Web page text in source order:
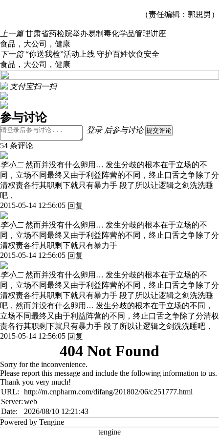
（责任编辑：郭思男）
上一篇 甘肃省药检院举办易制毒化学品管理讲座
食品 ， 大公司 ， 健康
下一篇 “你送我检”活动上线 守护百姓饮食安全
食品 ， 大公司 ， 健康
支付宝扫一扫
参与讨论
登录后参与讨论 提交评论
54 条评论
李小二然而并没有什么卵用… 发生分歧的根本在于立场的不
同，立场不同最终又由于利益阵营的不同，终止口舌之争除了分
清权责各行其职剩下就只有暴力手 段了所以让逻辑之剑洗洗睡
吧，
2015-05-14 12:56:05 回复
李小二然而并没有什么卵用… 发生分歧的根本在于立场的不
同，立场不同最终又由于利益阵营的不同，终止口舌之争除了分
清权责各行其职剩下就只有暴力手
2015-05-14 12:56:05 回复
李小二然而并没有什么卵用… 发生分歧的根本在于立场的不
同，立场不同最终又由于利益阵营的不同，终止口舌之争除了分
清权责各行其职剩下就只有暴力手 段了所以让逻辑之剑洗洗睡
吧，然而并没有什么卵用… 发生分歧的根本在于立场的不同，
立场不同最终又由于利益阵营的不同，终止口舌之争除了分清权
责各行其职剩下就只有暴力手 段了所以让逻辑之剑洗洗睡吧，
2015-05-14 12:56:05 回复
404 Not Found
Sorry for the inconvenience.
Please report this message and include the following information to us.
Thank you very much!
URL:
http://m.cnpharm.com/difang/201802/06/c251777.html
Server:web
Date:
2026/08/10 12:21:43
Powered by Tengine
tengine